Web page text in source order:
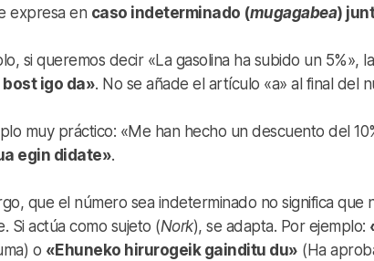
expresa en caso indeterminado (mugagabea)
si queremos decir «La gasolina ha subido un 5%»,
igo da». No se añade el artículo «a» al final del
muy práctico: «Me han hecho un descuento del
egin didate».
que el número sea indeterminado no significa
Si actúa como sujeto (Nork), se adapta. Por ejemplo:
o «Ehuneko hirurogeik gainditu du» (Ha